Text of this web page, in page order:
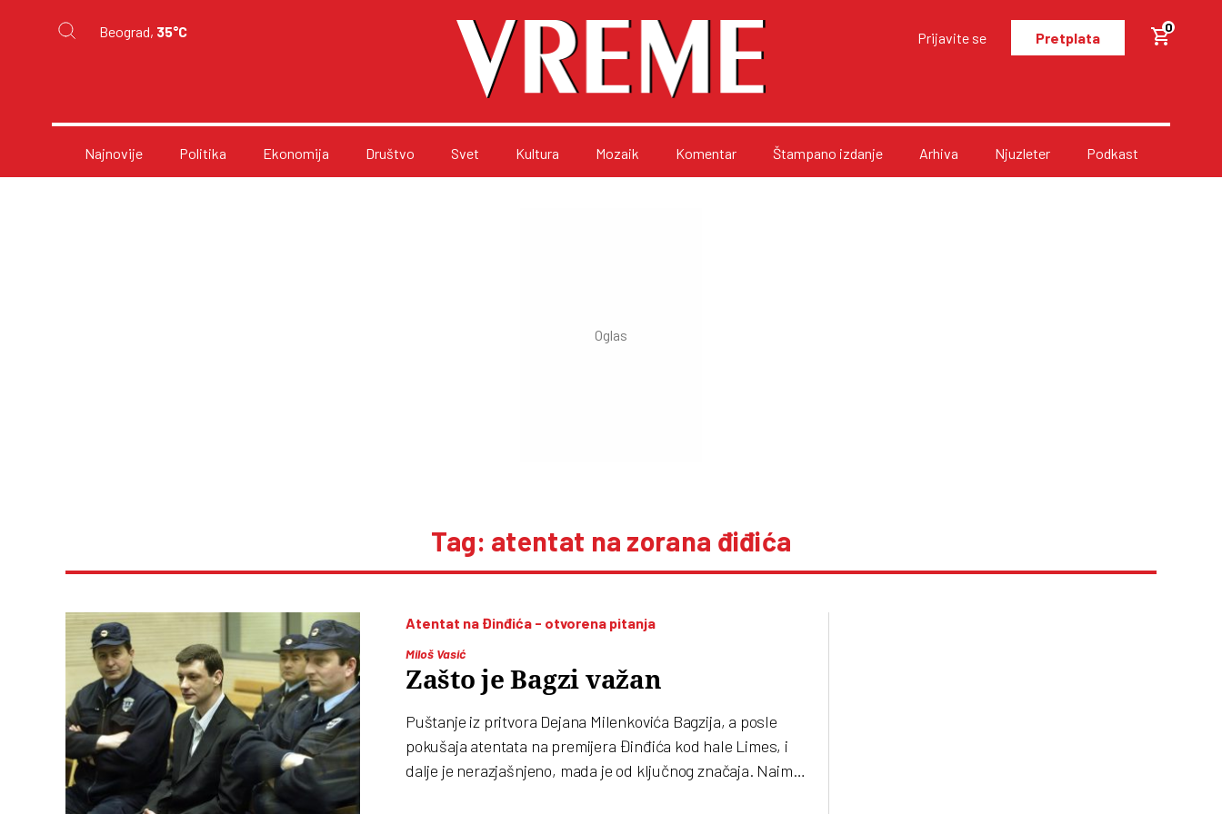
Beograd, 35°C Prijavite se Pretplata
0
Najnovije Politika Ekonomija Društvo Svet Kultura Mozaik Komentar Štampano izdanje Arhiva Njuzleter Podkast
Tag: atentat na zorana điđića
Atentat na Đinđića - otvorena pitanja
Miloš Vasić
Zašto je Bagzi važan
Puštanje iz pritvora Dejana Milenkovića Bagzija, a posle
pokušaja atentata na premijera Đinđića kod hale Limes, i
dalje je nerazjašnjeno, mada je od ključnog značaja. Naime,